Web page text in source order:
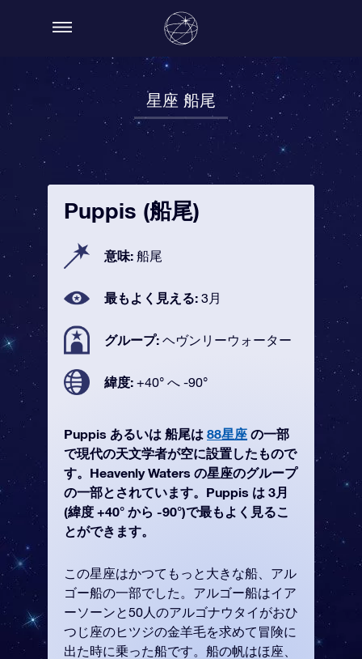
星座 船尾
Puppis (船尾)
意味: 船尾
最もよく見える: 3月
グループ: ヘヴンリーウォーター
緯度: +40° へ -90°
Puppis あるいは 船尾は 88星座 の一部
で現代の天文学者が空に設置したもので
す。Heavenly Waters の星座のグループ
の一部とされています。Puppis は 3月
(緯度 +40° から -90°)で最もよく見るこ
とができます。
この星座はかつてもっと大きな船、アル
ゴー船の一部でした。アルゴー船はイア
ーソーンと50人のアルゴナウタイがおひ
つじ座のヒツジの金羊毛を求めて冒険に
出た時に乗った船です。船の帆はほ座、